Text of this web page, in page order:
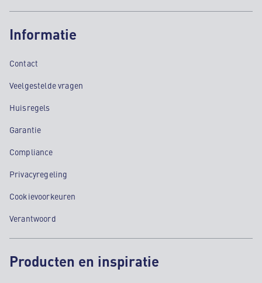
Informatie
Contact
Veelgestelde vragen
Huisregels
Garantie
Compliance
Privacyregeling
Cookievoorkeuren
Verantwoord
Producten en inspiratie